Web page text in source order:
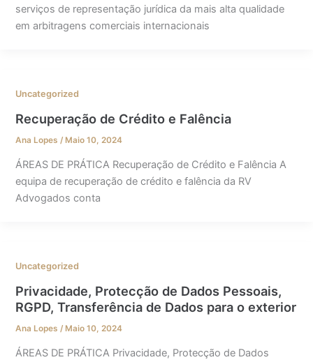
serviços de representação jurídica da mais alta qualidade
em arbitragens comerciais internacionais
Uncategorized
Recuperação de Crédito e Falência
Ana Lopes / Maio 10, 2024
ÁREAS DE PRÁTICA Recuperação de Crédito e Falência A
equipa de recuperação de crédito e falência da RV
Advogados conta
Uncategorized
Privacidade, Protecção de Dados Pessoais,
RGPD, Transferência de Dados para o exterior
Ana Lopes / Maio 10, 2024
ÁREAS DE PRÁTICA Privacidade, Protecção de Dados